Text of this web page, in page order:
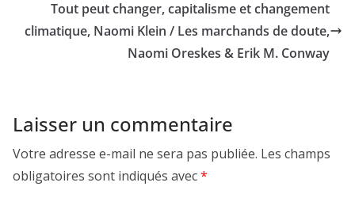
Tout peut changer, capitalisme et changement
climatique, Naomi Klein / Les marchands de doute,
Naomi Oreskes & Erik M. Conway
Laisser un commentaire
Votre adresse e-mail ne sera pas publiée. Les champs
obligatoires sont indiqués avec*